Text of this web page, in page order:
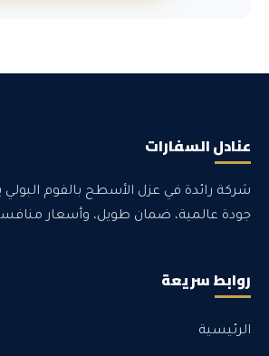
عنادل السفارات
شركة رائدة في عزل الأسطح بالفوم البولي
جودة عالمية، ضمان طويل، وأسعار
روابط سريعة
الرئيسية